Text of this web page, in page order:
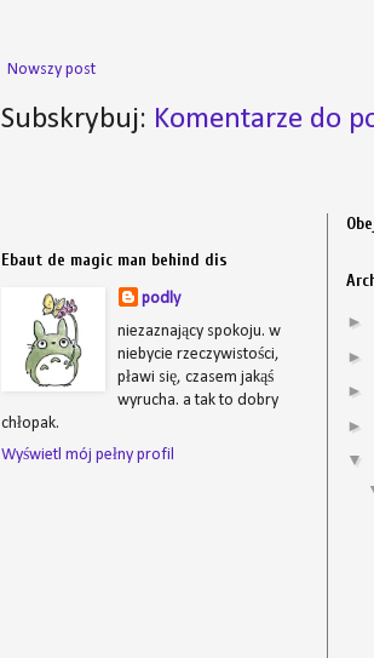
Nowszy post
Subskrybuj: Komentarze do
Ebaut de magic man behind dis
podly
niezaznający spokoju. w
niebycie rzeczywistości,
pławi się, czasem jakąś
wyrucha. a tak to dobry
chłopak.
Wyświetl mój pełny profil
►
►
►
►
▼